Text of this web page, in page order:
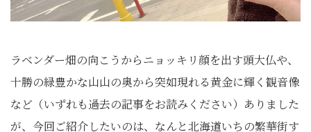
ラベンダー畑の向こうからニョッキリ顔を出す頭大仏や、
十勝の緑豊かな山山の奥から突如現れる黄金に輝く観音像
など（いずれも過去の記事をお読みください）ありました
が、今回ご紹介したいのは、なんと北海道いちの繁華街す